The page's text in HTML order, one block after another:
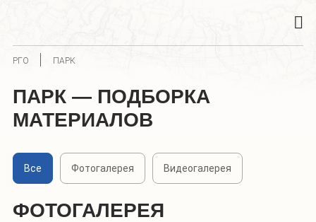
РГО ПАРК
ПАРК — ПОДБОРКА
МАТЕРИАЛОВ
Все Фотогалерея Видеогалерея
ФОТОГАЛЕРЕЯ